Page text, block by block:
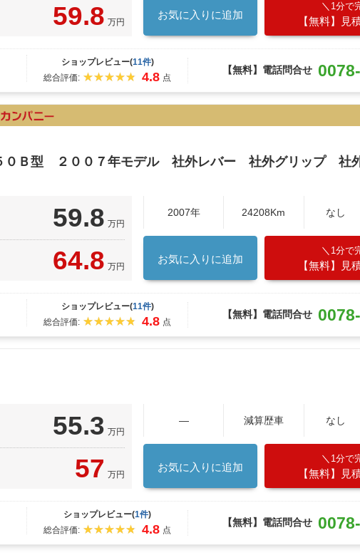
59.8 万円
お気に入りに追加
1分で
【無料】見
ショップレビュー(11件)
総合評価:
4.8 点
【無料】電話問合せ
０Ｂ型 ２００７年モデル 社外レバー 社外グリップ 社
59.8 万円
64.8 万円
2007年 24208Km なし
お気に入りに追加
1分で
【無料】見
ショップレビュー(11件)
総合評価:
4.8 点
【無料】電話問合せ
55.3 万円
57 万円
― 減算歴車 なし
お気に入りに追加
1分で
【無料】見
ショップレビュー(1件)
総合評価:
4.8 点
【無料】電話問合せ